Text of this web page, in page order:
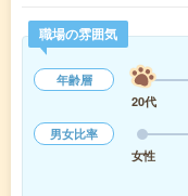
職場の雰囲気
年齢層
20代
男女比率
女性